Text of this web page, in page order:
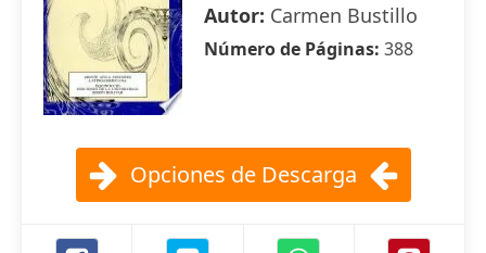
Autor: Carmen Bustillo
Número de Páginas: 388
Opciones de Descarga